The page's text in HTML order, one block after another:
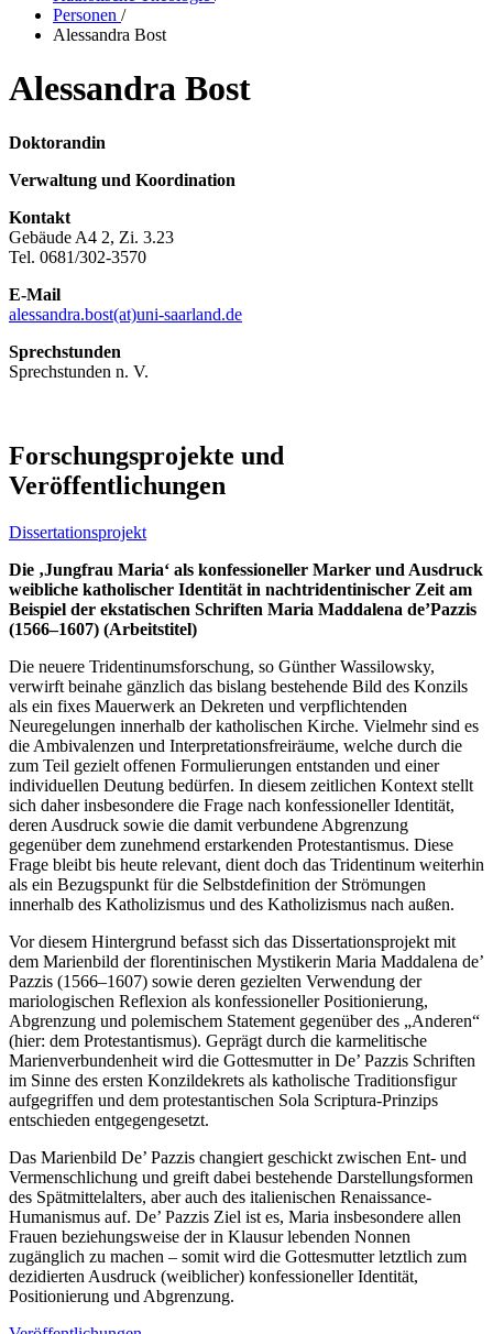
Personen /
Alessandra Bost
Alessandra Bost
Doktorandin
Verwaltung und Koordination
Kontakt
Gebäude A4 2, Zi. 3.23
Tel. 0681/302-3570
E-Mail
alessandra.bost(at)uni-saarland.de
Sprechstunden
Sprechstunden n. V.
Forschungsprojekte und
Veröffentlichungen
Dissertationsprojekt
Die ‚Jungfrau Maria‘ als konfessioneller Marker und Ausdruck
weibliche katholischer Identität in nachtridentinischer Zeit am
Beispiel der ekstatischen Schriften Maria Maddalena de’Pazzis
(1566–1607) (Arbeitstitel)
Die neuere Tridentinumsforschung, so Günther Wassilowsky,
verwirft beinahe gänzlich das bislang bestehende Bild des Konzils
als ein fixes Mauerwerk an Dekreten und verpflichtenden
Neuregelungen innerhalb der katholischen Kirche. Vielmehr sind es
die Ambivalenzen und Interpretationsfreiräume, welche durch die
zum Teil gezielt offenen Formulierungen entstanden und einer
individuellen Deutung bedürfen. In diesem zeitlichen Kontext stellt
sich daher insbesondere die Frage nach konfessioneller Identität,
deren Ausdruck sowie die damit verbundene Abgrenzung
gegenüber dem zunehmend erstarkenden Protestantismus. Diese
Frage bleibt bis heute relevant, dient doch das Tridentinum weiterhin
als ein Bezugspunkt für die Selbstdefinition der Strömungen
innerhalb des Katholizismus und des Katholizismus nach außen.
Vor diesem Hintergrund befasst sich das Dissertationsprojekt mit
dem Marienbild der florentinischen Mystikerin Maria Maddalena de’
Pazzis (1566–1607) sowie deren gezielten Verwendung der
mariologischen Reflexion als konfessioneller Positionierung,
Abgrenzung und polemischem Statement gegenüber des „Anderen“
(hier: dem Protestantismus). Geprägt durch die karmelitische
Marienverbundenheit wird die Gottesmutter in De’ Pazzis Schriften
im Sinne des ersten Konzildekrets als katholische Traditionsfigur
aufgegriffen und dem protestantischen Sola Scriptura-Prinzips
entschieden entgegengesetzt.
Das Marienbild De’ Pazzis changiert geschickt zwischen Ent- und
Vermenschlichung und greift dabei bestehende Darstellungsformen
des Spätmittelalters, aber auch des italienischen Renaissance-
Humanismus auf. De’ Pazzis Ziel ist es, Maria insbesondere allen
Frauen beziehungsweise der in Klausur lebenden Nonnen
zugänglich zu machen – somit wird die Gottesmutter letztlich zum
dezidierten Ausdruck (weiblicher) konfessioneller Identität,
Positionierung und Abgrenzung.